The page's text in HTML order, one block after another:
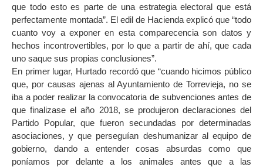
que todo esto es parte de una estrategia electoral que está
perfectamente montada”. El edil de Hacienda explicó que “todo
cuanto voy a exponer en esta comparecencia son datos y
hechos incontrovertibles, por lo que a partir de ahí, que cada
uno saque sus propias conclusiones”.
En primer lugar, Hurtado recordó que “cuando hicimos público
que, por causas ajenas al Ayuntamiento de Torrevieja, no se
iba a poder realizar la convocatoria de subvenciones antes de
que finalizase el año 2018, se produjeron declaraciones del
Partido Popular, que fueron secundadas por determinadas
asociaciones, y que perseguían deshumanizar al equipo de
gobierno, dando a entender cosas absurdas como que
poníamos por delante a los animales antes que a las